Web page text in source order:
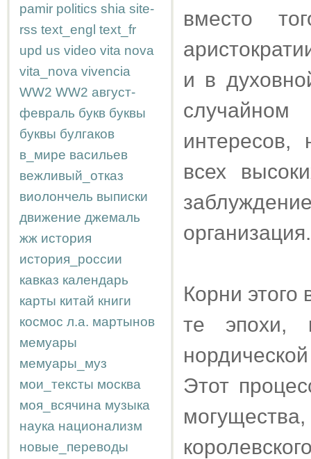
pamir politics shia site-
rss text_engl text_fr
upd us video vita nova
vita_nova vivencia
WW2 WW2 август-
февраль букв буквы
буквы булгаков
в_мире васильев
вежливый_отказ
виолончель выписки
движение джемаль
жж история
история_россии
кавказ календарь
карты китай книги
космос л.а. мартынов
мемуары
мемуары_муз
мои_тексты москва
моя_всячина музыка
наука национализм
новые_переводы
вместо
и в
интересов,
всех
организация.
Корни этого
те эпохи,
Этот